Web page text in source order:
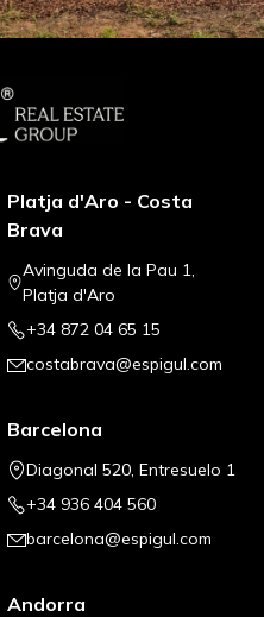
Platja d'Aro - Costa
Brava
Avinguda de la Pau 1,
Platja d'Aro
+34 872 04 65 15
costabrava@espigul.com
Barcelona
Diagonal 520, Entresuelo 1
+34 936 404 560
barcelona@espigul.com
Andorra